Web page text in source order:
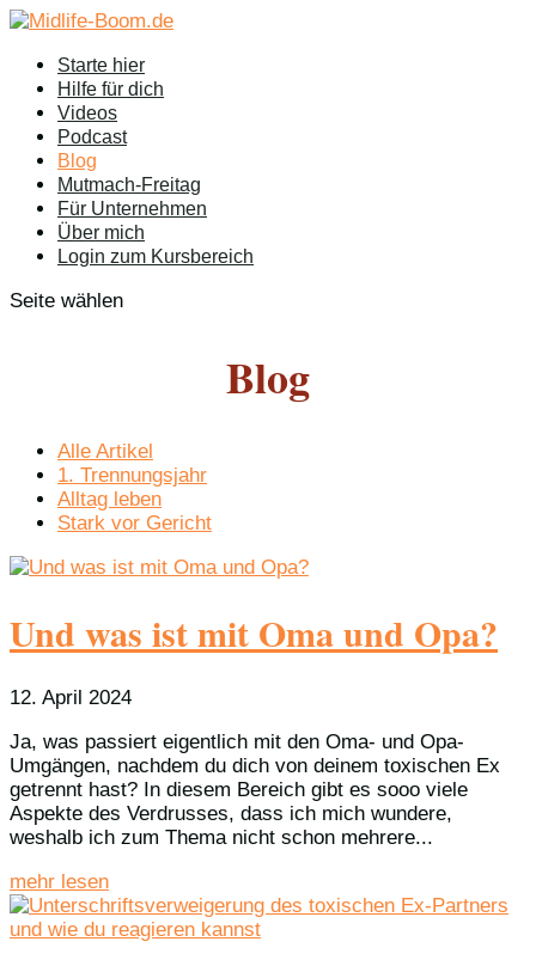
Starte hier
Hilfe für dich
Videos
Podcast
Blog
Mutmach-Freitag
Für Unternehmen
Über mich
Login zum Kursbereich
Seite wählen
Blog
Alle Artikel
1. Trennungsjahr
Alltag leben
Stark vor Gericht
Und was ist mit Oma und Opa?
12. April 2024
Ja, was passiert eigentlich mit den Oma- und Opa-
Umgängen, nachdem du dich von deinem toxischen Ex
getrennt hast? In diesem Bereich gibt es sooo viele
Aspekte des Verdrusses, dass ich mich wundere,
weshalb ich zum Thema nicht schon mehrere...
mehr lesen